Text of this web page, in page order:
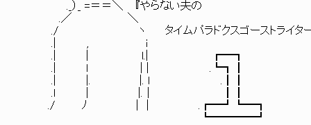
._）_ =＝＝＼ 『やらない夫の _/~
.／ ＼ /⌒￣ _,.
./ ヽ タイムパラドクスゴーストライター』 .
.| , i : : : :|: : : : : : :
.| | l.| ┏━┓ |￣..|..￣￣
.| l | | .┗┓┃ | | ',:
.| |. |. l .┃┃ { | ',:
.l | |.│ ┃┃ ﾊ
./ ﾉ | | .┏━┛┗━┓
┗━━━━┛